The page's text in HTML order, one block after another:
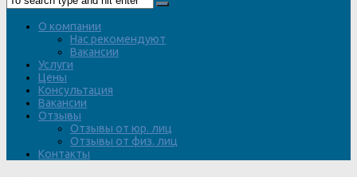
О компании
Нас рекомендуют
Вакансии
Услуги
Цены
Консультация
Вакансии
Отзывы
Отзывы от юр. лиц
Отзывы от физ. лиц
Контакты